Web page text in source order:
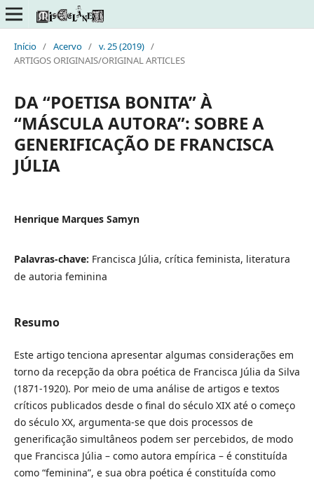
Início / Acervo / v. 25 (2019) /
ARTIGOS ORIGINAIS/ORIGINAL ARTICLES
DA “POETISA BONITA” À
“MÁSCULA AUTORA”: SOBRE A
GENERIFICAÇÃO DE FRANCISCA
JÚLIA
Henrique Marques Samyn
Palavras-chave: Francisca Júlia, crítica feminista, literatura
de autoria feminina
Resumo
Este artigo tenciona apresentar algumas considerações em
torno da recepção da obra poética de Francisca Júlia da Silva
(1871-1920). Por meio de uma análise de artigos e textos
críticos publicados desde o final do século XIX até o começo
do século XX, argumenta-se que dois processos de
generificação simultâneos podem ser percebidos, de modo
que Francisca Júlia – como autora empírica – é constituída
como “feminina”, e sua obra poética é constituída como